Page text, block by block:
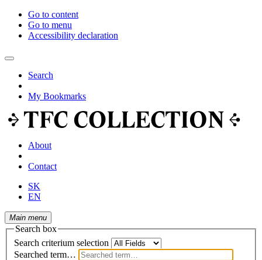
Go to content
Go to menu
Accessibility declaration
Search
My Bookmarks
About
Contact
SK
EN
Main menu
Search box
Search criterium selection
Searched term…